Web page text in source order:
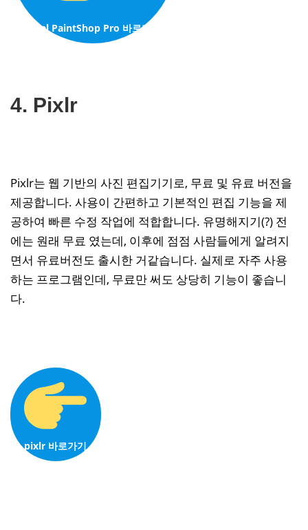
Corel PaintShop Pro 바로가기
4. Pixlr
Pixlr는 웹 기반의 사진 편집기기로, 무료 및 유료 버전을
제공합니다. 사용이 간편하고 기본적인 편집 기능을 제
공하여 빠른 수정 작업에 적합합니다. 유명해지기(?) 전
에는 원래 무료 였는데, 이후에 점점 사람들에게 알려지
면서 유료버전도 출시한 거같습니다. 실제로 자주 사용
하는 프로그램인데, 무료만 써도 상당히 기능이 좋습니
다.
pixlr 바로가기